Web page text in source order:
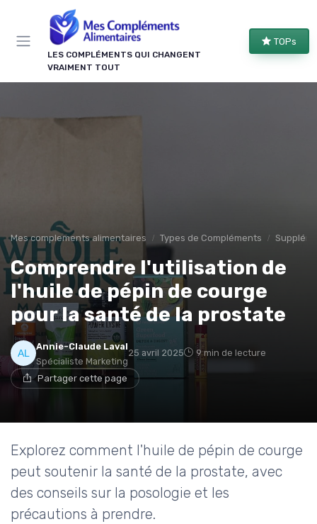
LES COMPLÉMENTS QUI CHANGENT
VRAIMENT TOUT
TOPs
Mes complements alimentaires Types de Compléments
Comprendre l'utilisation de
l'huile de pépin de courge
pour la santé de la prostate
Annie-Claude Laval
Spécialiste Marketing
25 avril 2025 9 min de lecture
Partager cette page
Explorez comment l'huile de pépin de courge
peut soutenir la santé de la prostate, avec
des conseils sur la posologie et les
précautions à prendre.
Panneau de gestion des cookies